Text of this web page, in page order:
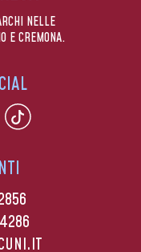
NELLE
E CREMONA.